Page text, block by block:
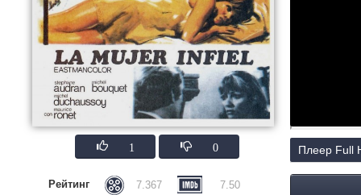
1 0
Рейтинг 7.367 7.50
Плеер Full